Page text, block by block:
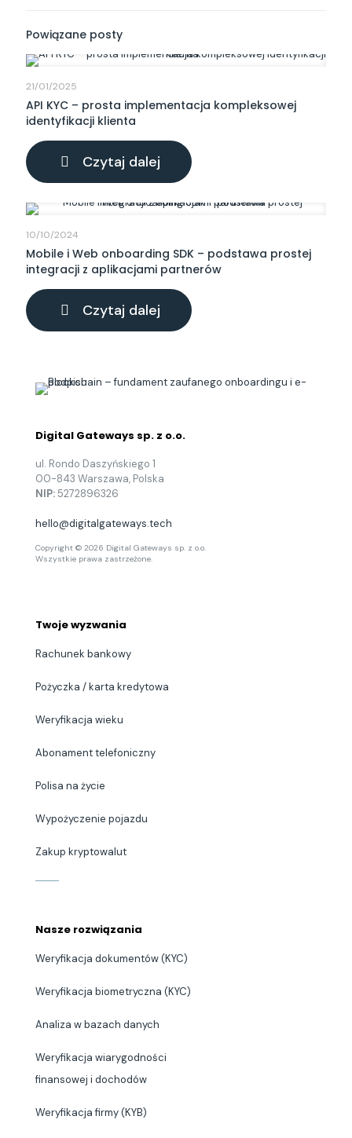
Powiązane posty
21/01/2025
API KYC – prosta implementacja kompleksowej
identyfikacji klienta
Czytaj dalej-
API
KYC
–
kompleksowej
identyfikacji
klienta
10/10/2024
Mobile i Web onboarding SDK – podstawa prostej
integracji z aplikacjami partnerów
Czytaj dalej-
Mobile
i
SDK
integracji
partnerów
Digital Gateways sp. z o.o.
ul. Rondo Daszyńskiego 1
00-843 Warszawa, Polska
NIP:5272896326
hello@digitalgateways.tech
Copyright © 2026 Digital Gateways sp. z o.o.
Wszystkie prawa zastrzeżone.
Twoje wyzwania
Rachunek bankowy
Pożyczka / karta kredytowa
Weryfikacja wieku
Abonament telefoniczny
Polisa na życie
Wypożyczenie pojazdu
Zakup kryptowalut
Nasze rozwiązania
Weryfikacja dokumentów (KYC)
Weryfikacja biometryczna (KYC)
Analiza w bazach danych
Weryfikacja wiarygodności
finansowej i dochodów
Weryfikacja firmy (KYB)